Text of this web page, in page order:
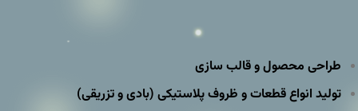
طراحی محصول و قالب سازی
تولید انواع قطعات و ظروف پلاستیکی (بادی و تزریقی)